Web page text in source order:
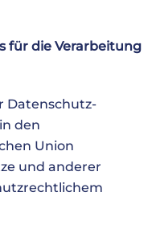
für die Verarbeitung
Datenschutz-
den
Union
und anderer